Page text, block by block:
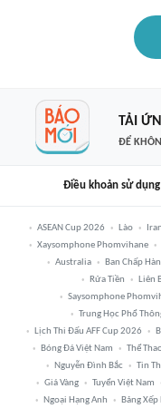
TẢI
ĐỂ
Điều khoản sử dụng
ASEAN Cup 2026 Lào Iran
Xaysomphone Phomvihane
Australia
Ban Chấp
Rửa Tiền
Liên
Saysomphone
Trung Học Phổ
Lịch Thi Đấu AFF Cup 2026
Bóng Đá Việt Nam
Thể
Nguyễn Đình Bắc
Tin
Giá Vàng
Tuyển Việt Nam
Ngoại Hạng Anh
Bảng